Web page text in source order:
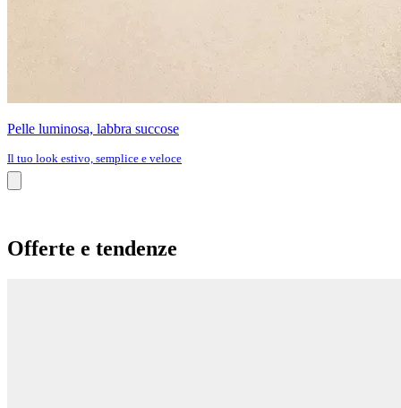
Pelle luminosa, labbra succose
Il tuo look estivo, semplice e veloce
Offerte e tendenze